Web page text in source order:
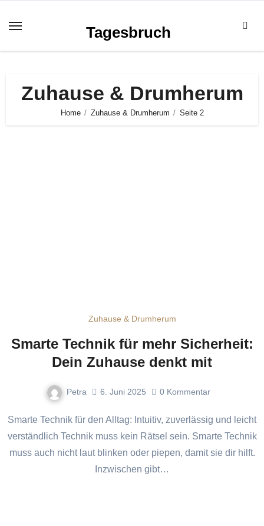
Inhalt
Tagesbruch
Zuhause & Drumherum
Home Zuhause & Drumherum Seite 2
Zuhause & Drumherum
Smarte Technik für mehr Sicherheit:
Dein Zuhause denkt mit
Petra 6. Juni 2025 0 Kommentar
Smarte Technik für den Alltag: Intuitiv, zuverlässig und leicht
verständlich Technik muss kein Rätsel sein. Smarte Technik
muss auch nicht laut blinken oder piepen, damit sie dir hilft.
Inzwischen gibt…